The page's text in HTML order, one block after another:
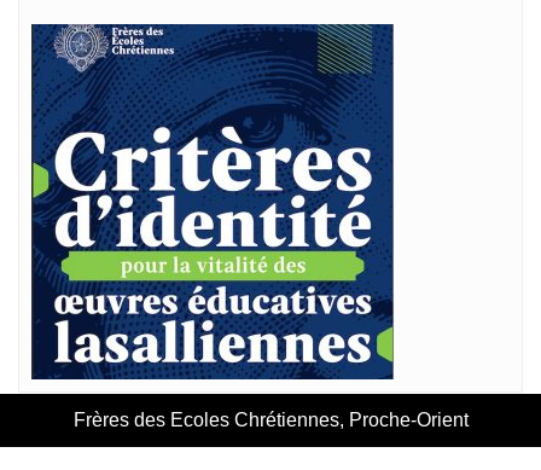
Frères des Ecoles Chrétiennes, Proche-Orient